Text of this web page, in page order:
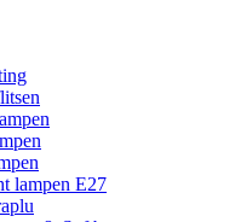
lampen E27